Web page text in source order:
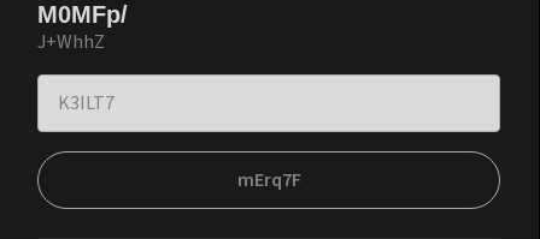
M0MFp/
J+WhhZ
mErq7F